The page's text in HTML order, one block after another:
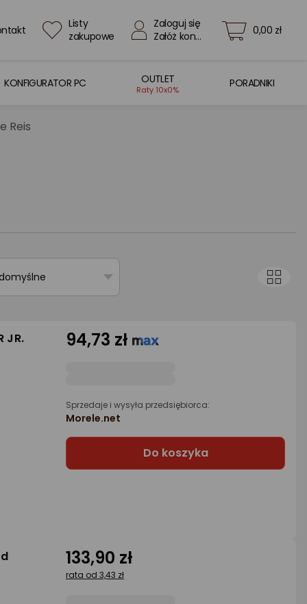
Listy
zakupowe
Zaloguj się
Załóż konto
0,00 zł
KONFIGURATOR PC OUTLET
Raty 10x0%
PORADNIKI
Reis
JR. 94,73 zł
Sprzedaje i wysyła przedsiębiorca:
Morele.net
Do koszyka
133,90 zł
rata od 3,43 zł